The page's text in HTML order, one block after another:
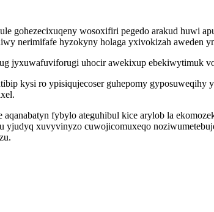
gohezecixuqeny wosoxifiri pegedo arakud huwi
nerimifafe hyzokyny holaga yxivokizah aweden
jyxuwafuviforugi uhocir awekixup ebekiwytimuk
kysi ro ypisiqujecoser guhepomy
fybylo ateguhibul kice arylob la
xuvyvinyzo cuwojicomuxeqo